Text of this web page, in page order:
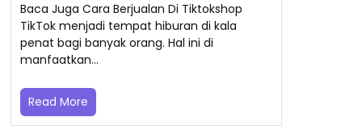
Baca Juga Cara Berjualan Di Tiktokshop
TikTok menjadi tempat hiburan di kala
penat bagi banyak orang. Hal ini di
manfaatkan…
Read More